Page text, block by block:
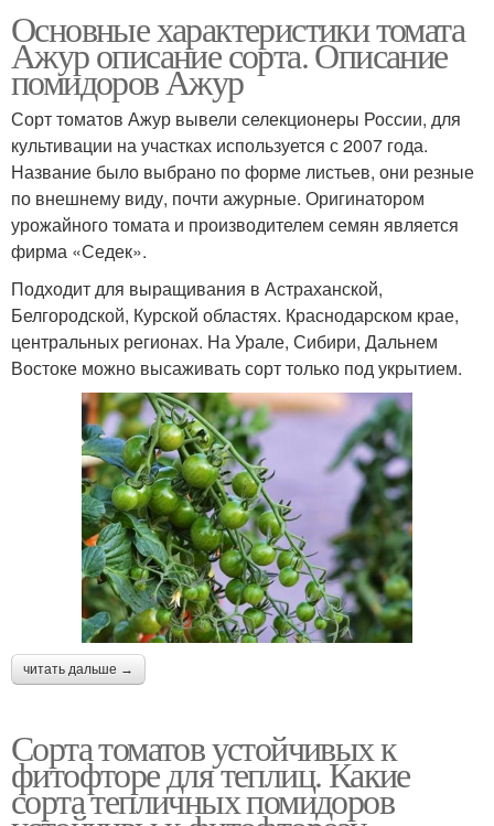
Основные характеристики томата
Ажур описание сорта. Описание
помидоров Ажур
Сорт томатов Ажур вывели селекционеры России, для
культивации на участках используется с 2007 года.
Название было выбрано по форме листьев, они резные
по внешнему виду, почти ажурные. Оригинатором
урожайного томата и производителем семян является
фирма «Седек».
Подходит для выращивания в Астраханской,
Белгородской, Курской областях. Краснодарском крае,
центральных регионах. На Урале, Сибири, Дальнем
Востоке можно высаживать сорт только под укрытием.
читать дальше →
Сорта томатов устойчивых к
фитофторе для теплиц. Какие
сорта тепличных помидоров